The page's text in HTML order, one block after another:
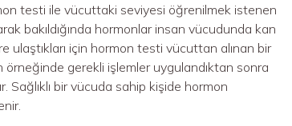
testi ile vücuttaki seviyesi öğrenilmek istenen
bakıldığında hormonlar insan vücudunda kan
ulaştıkları için hormon testi vücuttan alınan bir
gerekli işlemler uygulandıktan sonra
Sağlıklı bir vücuda sahip kişide hormon